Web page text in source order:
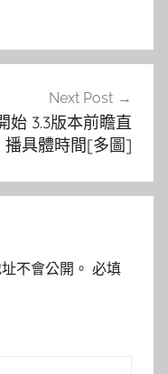
Next Post
始 3.3版本前瞻直
播具體時間[多圖]
不會公開。 必填